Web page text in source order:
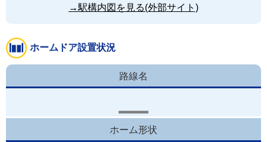
→駅構内図を見る(外部サイト)
ホームドア設置状況
路線名
ホーム形状